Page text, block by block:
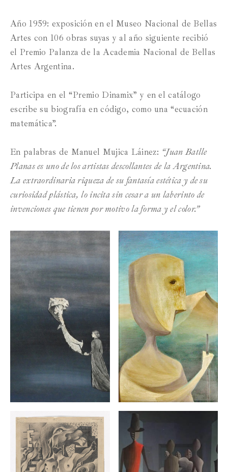
Año 1959: exposición en el Museo Nacional de Bellas
Artes con 106 obras suyas y al año siguiente recibió
el Premio Palanza de la Academia Nacional de Bellas
Artes Argentina.
Participa en el “Premio Dinamix” y en el catálogo
escribe su biografía en código, como una “ecuación
matemática”.
En palabras de Manuel Mujica Láinez: “Juan Batlle
Planas es uno de los artistas descollantes de la Argentina.
La extraordinaria riqueza de su fantasía estética y de su
curiosidad plástica, lo incita sin cesar a un laberinto de
invenciones que tienen por motivo la forma y el color.”